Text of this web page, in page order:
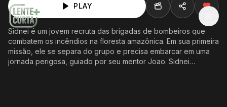
PLAY
Sidnei é um jovem recruta das brigadas de bombeiros que
combatem os incêndios na floresta amazônica. Em sua primeira
missão, ele se separa do grupo e precisa embarcar em uma
jornada perigosa, guiado por seu mentor Joao. Sidnei